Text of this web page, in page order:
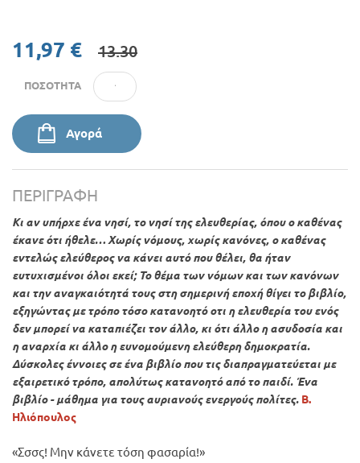
11,97 € 13.30
ΠΟΣΌΤΗΤΑ
Αγορά
ΠΕΡΙΓΡΑΦΉ
Κι αν υπήρχε ένα νησί, το νησί της ελευθερίας, όπου ο καθένας
έκανε ότι ήθελε… Χωρίς νόμους, χωρίς κανόνες, ο καθένας
εντελώς ελεύθερος να κάνει αυτό που θέλει, θα ήταν
ευτυχισμένοι όλοι εκεί; Το θέμα των νόμων και των κανόνων
και την αναγκαιότητά τους στη σημερινή εποχή θίγει το βιβλίο,
εξηγώντας με τρόπο τόσο κατανοητό οτι η ελευθερία του ενός
δεν μπορεί να καταπιέζει τον άλλο, κι ότι άλλο η ασυδοσία και
η αναρχία κι άλλο η ευνομούμενη ελεύθερη δημοκρατία.
Δύσκολες έννοιες σε ένα βιβλίο που τις διαπραγματεύεται με
εξαιρετικό τρόπο, απολύτως κατανοητό από το παιδί. Ένα
βιβλίο - μάθημα για τους αυριανούς ενεργούς πολίτες. Β.
Ηλιόπουλος
«Σσσς! Μην κάνετε τόση φασαρία!»